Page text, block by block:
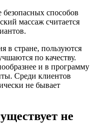
способов
массаж считается
в стране, пользуются
по качеству.
и в программу
Среди клиентов
не бывает
не